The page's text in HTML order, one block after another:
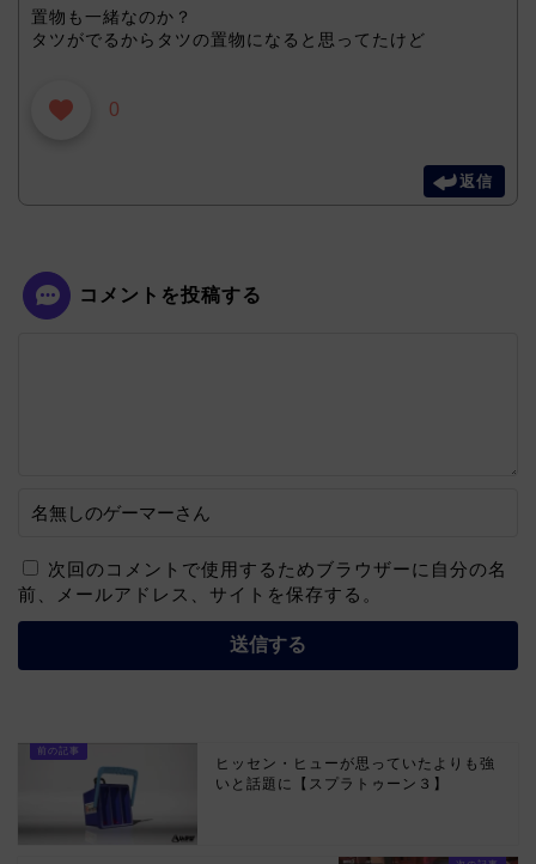
置物も一緒なのか？
タツがでるからタツの置物になると思ってたけど
0
返信
コメントを投稿する
次回のコメントで使用するためブラウザーに自分の名
前、メールアドレス、サイトを保存する。
ヒッセン・ヒューが思っていたよりも強
いと話題に【スプラトゥーン３】